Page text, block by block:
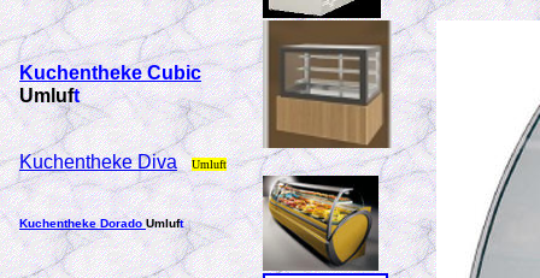
Kuchentheke Cubic
Umluft
Kuchentheke Diva Umluft
Kuchentheke DoradoUmluft